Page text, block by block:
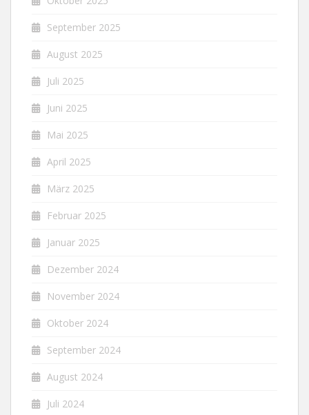
September 2025
August 2025
Juli 2025
Juni 2025
Mai 2025
April 2025
März 2025
Februar 2025
Januar 2025
Dezember 2024
November 2024
Oktober 2024
September 2024
August 2024
Juli 2024